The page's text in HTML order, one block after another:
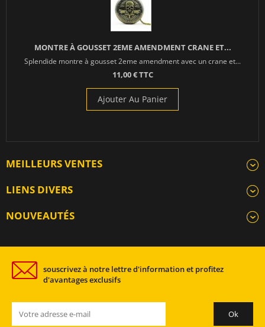
MONTRE À GOUSSET 2EME AMENDMENT CRANE ET...
Splendide montre à gousset 2eme amendment avec un crane et...
11,00 € TTC
Ajouter Au Panier
MEILLEURS VENTES
LIENS DIVERS
NOUVEAUTÉS
souscrivez à notre lettre d'information et profitez
d'avantages exclusifs